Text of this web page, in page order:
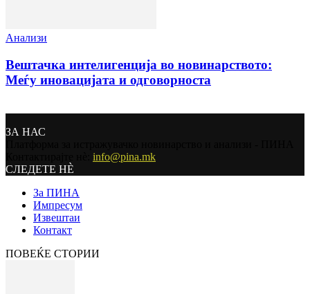
Анализи
Вештачка интелигенција во новинарството:
Меѓу иновацијата и одговорноста
ЗА НАС
info@pina.mk
СЛЕДЕТЕ НЀ
За ПИНА
Импресум
Извештаи
Контакт
ПОВЕЌЕ СТОРИИ